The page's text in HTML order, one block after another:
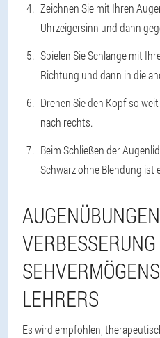
Zeichnen Sie mit Ihren
Uhrzeigersinn und dann
Spielen Sie Schlange mit
Richtung und dann in die
Drehen Sie den Kopf so
nach rechts.
Beim Schließen der
Schwarz ohne Blendung ist
LEHRERS
Es wird empfohlen,